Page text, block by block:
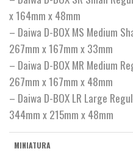
x 164mm x 48mm
– Daiwa D-BOX MS Medium
267mm x 167mm x 33mm
– Daiwa D-BOX MR Medium
267mm x 167mm x 48mm
– Daiwa D-BOX LR Large
344mm x 215mm x 48mm